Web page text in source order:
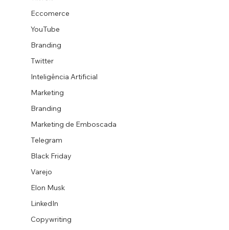
Eccomerce
YouTube
Branding
Twitter
Inteligência Artificial
Marketing
Branding
Marketing de Emboscada
Telegram
Black Friday
Varejo
Elon Musk
LinkedIn
Copywriting